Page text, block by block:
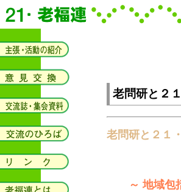
老問研と２
老問研と２１
～ 地域